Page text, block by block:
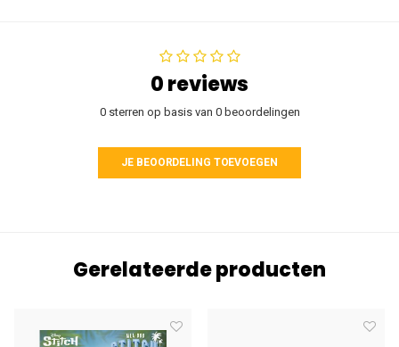
0 reviews
0 sterren op basis van 0 beoordelingen
JE BEOORDELING TOEVOEGEN
Gerelateerde producten